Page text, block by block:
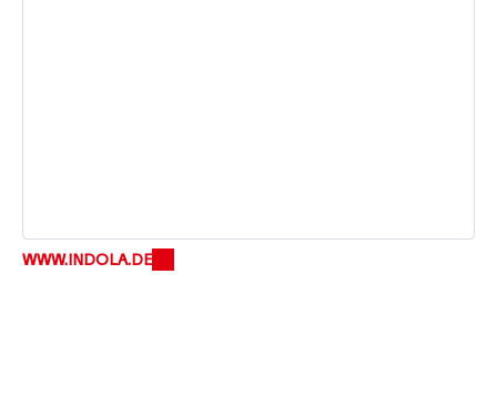
WWW.INDOLA.DE